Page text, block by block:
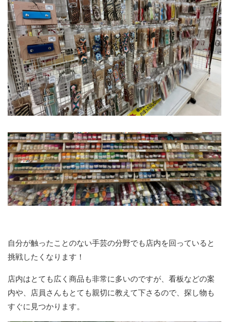
自分が触ったことのない手芸の分野でも店内を回っていると
挑戦したくなります！
店内はとても広く商品も非常に多いのですが、看板などの案
内や、店員さんもとても親切に教えて下さるので、探し物も
すぐに見つかります。